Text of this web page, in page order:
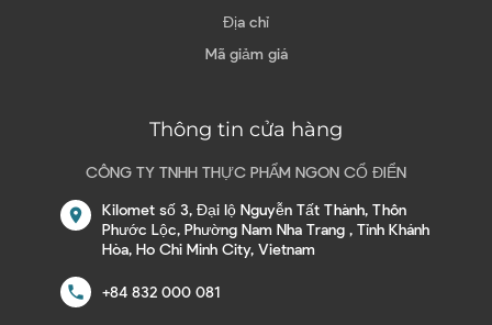
Địa chỉ
Mã giảm giá
Thông tin cửa hàng
CÔNG TY TNHH THỰC PHẨM NGON CỔ ĐIỂN
location_on
Kilomet số 3, Đại lộ Nguyễn Tất Thành, Thôn
Phước Lộc, Phường Nam Nha Trang , Tỉnh Khánh
Hòa, Ho Chi Minh City, Vietnam
call +84 832 000 081